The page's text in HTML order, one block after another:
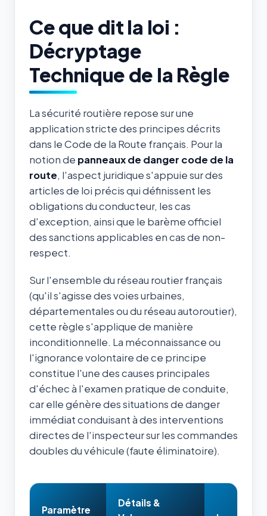
Ce que dit la loi :
Décryptage
Technique de la Règle
La sécurité routière repose sur une
application stricte des principes décrits
dans le Code de la Route français. Pour la
notion de panneaux de danger code de la
route, l'aspect juridique s'appuie sur des
articles de loi précis qui définissent les
obligations du conducteur, les cas
d'exception, ainsi que le barème officiel
des sanctions applicables en cas de non-
respect.
Sur l'ensemble du réseau routier français
(qu'il s'agisse des voies urbaines,
départementales ou du réseau autoroutier),
cette règle s'applique de manière
inconditionnelle. La méconnaissance ou
l'ignorance volontaire de ce principe
constitue l'une des causes principales
d'échec à l'examen pratique de conduite,
car elle génère des situations de danger
immédiat conduisant à des interventions
directes de l'inspecteur sur les commandes
doubles du véhicule (faute éliminatoire).
Paramètre
Détails &